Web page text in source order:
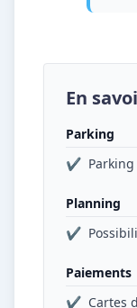
En
Parking
✔
Planning
✔
Paiements
✔ Cartes